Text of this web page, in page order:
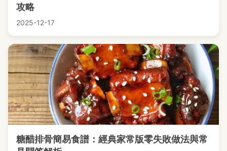
攻略
2025-12-17
糖醋排骨簡易食譜：經典家常版零失敗做法與常